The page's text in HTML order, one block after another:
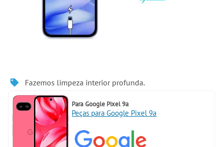
Fazemos limpeza interior profunda.
Para Google Pixel 9a
Peças para Google Pixel 9a